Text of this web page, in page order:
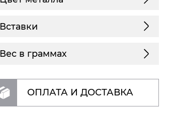
Вставки
Вес в граммах
ОПЛАТА И ДОСТАВКА